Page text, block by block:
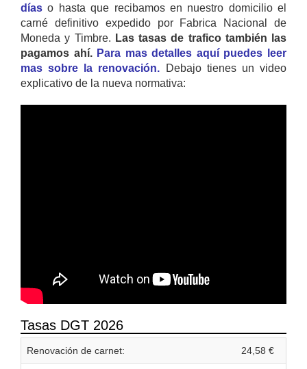
días o hasta que recibamos en nuestro domicilio el
carné definitivo expedido por Fabrica Nacional de
Moneda y Timbre. Las tasas de trafico también las
pagamos ahí. Para mas detalles aquí puedes leer
mas sobre la renovación. Debajo tienes un video
explicativo de la nueva normativa:
Tasas DGT 2026
Renovación de carnet: 24,58 €